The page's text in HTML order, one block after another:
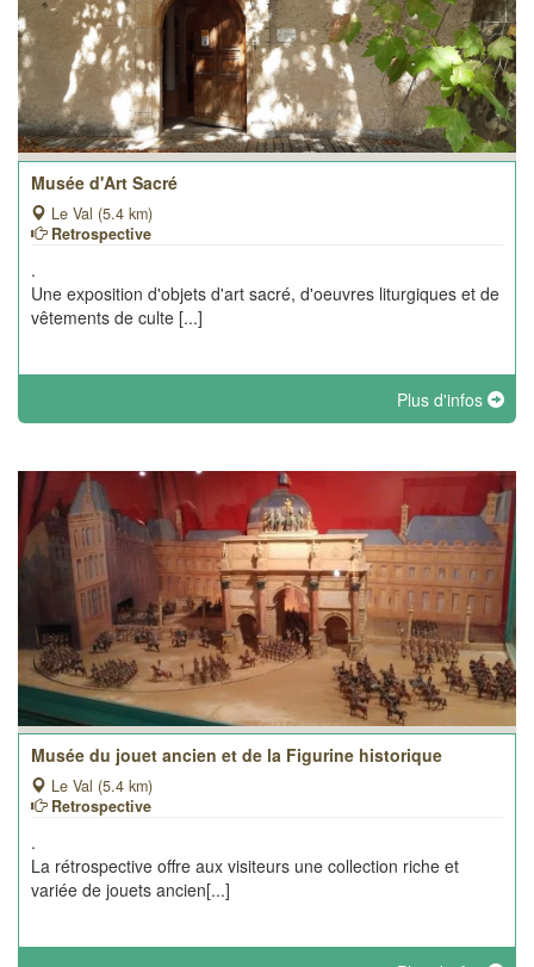
Musée d'Art Sacré
Le Val (5.4 km)
Retrospective
.
Une exposition d'objets d'art sacré, d'oeuvres liturgiques et de
vêtements de culte [...]
Plus d'infos
Musée du jouet ancien et de la Figurine historique
Le Val (5.4 km)
Retrospective
.
La rétrospective offre aux visiteurs une collection riche et
variée de jouets ancien[...]